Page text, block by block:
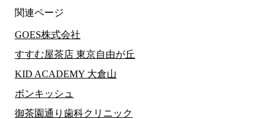
関連ページ
GOES株式会社
すすむ屋茶店 東京自由が丘
KID ACADEMY 大倉山
ボンキッシュ
御茶園通り歯科クリニック